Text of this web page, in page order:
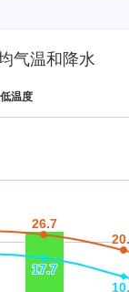
气温和降水
26.7
26.7
17.7
17.7
温度